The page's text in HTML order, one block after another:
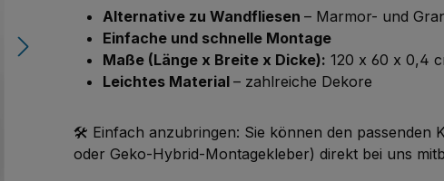
Alternative zu Wandfliesen – Marmor- und
Einfache und schnelle Montage
Maße (Länge x Breite x Dicke): 120 x 60 x 0,4
Leichtes Material – zahlreiche Dekore
🛠️ Einfach anzubringen: Sie können den passenden
oder Geko-Hybrid-Montagekleber) direkt bei uns